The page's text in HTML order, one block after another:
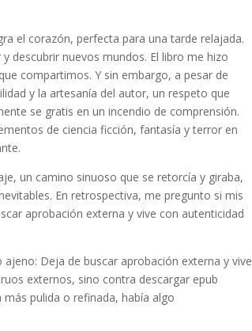
el corazón, perfecta para una tarde relajada.
descubrir nuevos mundos. El libro me hizo
compartimos. Y sin embargo, a pesar de
y la artesanía del autor, un respeto que
se gratis en un incendio de comprensión.
de ciencia ficción, fantasía y terror en
un camino sinuoso que se retorcía y giraba,
En retrospectiva, me pregunto si mis
aprobación externa y vive con autenticidad
Deja de buscar aprobación externa y vive
externos, sino contra descargar epub
pulida o refinada, había algo